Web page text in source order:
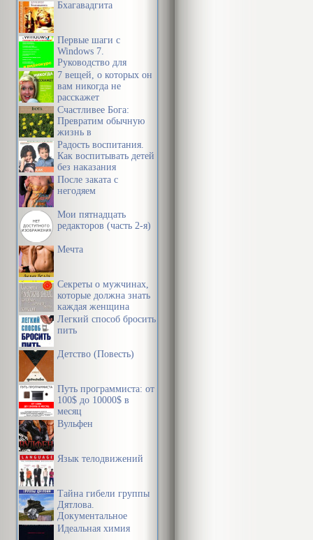
Бхагавадгита
Первые шаги с
Windows 7.
Руководство для
начинающих
7 вещей, о которых он
вам никогда не
расскажет
Счастливее Бога:
Превратим обычную
жизнь в
необыкновенное
приключение
Радость воспитания.
Как воспитывать детей
без наказания
После заката с
негодяем
Мои пятнадцать
редакторов (часть 2-я)
Мечта
Секреты о мужчинах,
которые должна знать
каждая женщина
Легкий способ бросить
пить
Детство (Повесть)
Путь программиста: от
100$ до 10000$ в
месяц
Вульфен
Язык телодвижений
Тайна гибели группы
Дятлова.
Документальное
расследование
Идеальная химия